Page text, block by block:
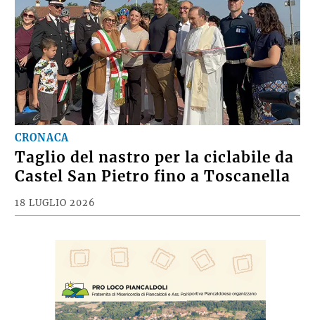
CRONACA
Taglio del nastro per la ciclabile da
Castel San Pietro fino a Toscanella
18 LUGLIO 2026